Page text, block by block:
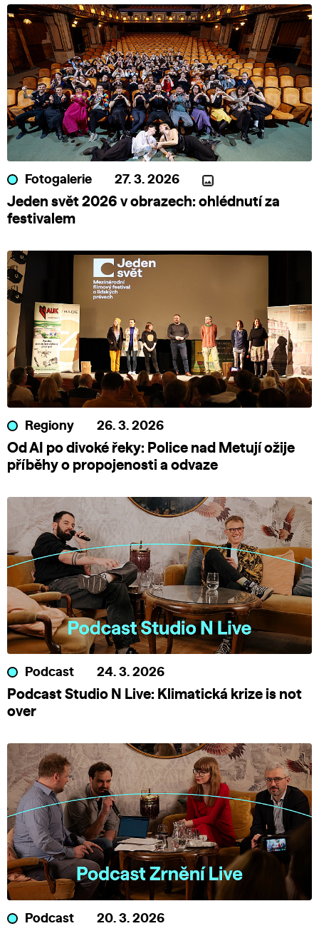
Fotogalerie 27. 3. 2026
Jeden svět 2026 v obrazech: ohlédnutí za
festivalem
Regiony 26. 3. 2026
Od AI po divoké řeky: Police nad Metují ožije
příběhy o propojenosti a odvaze
Podcast 24. 3. 2026
Podcast Studio N Live: Klimatická krize is not
over
Podcast 20. 3. 2026